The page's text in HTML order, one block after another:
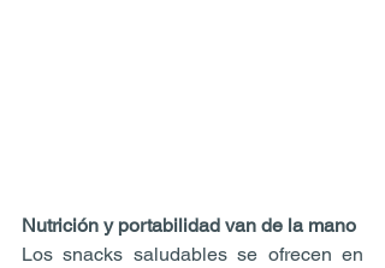
Nutrición y portabilidad van de la mano
Los snacks saludables se ofrecen en